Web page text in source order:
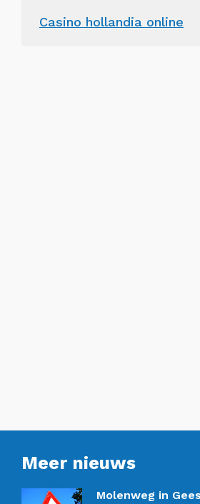
Casino hollandia online
Meer nieuws
Molenweg in